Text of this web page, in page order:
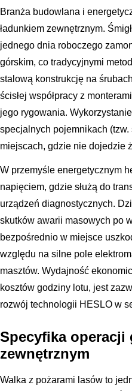
Branża budowlana i
ładunkiem zewnętrznym.
jednego dnia roboczego
górskim, co tradycyjnymi
stalową konstrukcję na
ścisłej współpracy z
jego rygowania.
specjalnych pojemnikach
miejscach, gdzie nie dojedzie
W przemyśle energetycznym
napięciem, gdzie służą do
urządzeń diagnostycznych.
skutków awarii masowych po
bezpośrednio w miejsce
względu na silne pole
masztów. Wydajność
kosztów godziny lotu, jest
rozwój technologii HESLO w
Specyfika operacji
zewnętrznym
Walka z pożarami lasów to